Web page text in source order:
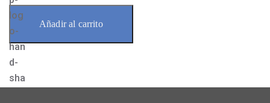
Añadir al carrito